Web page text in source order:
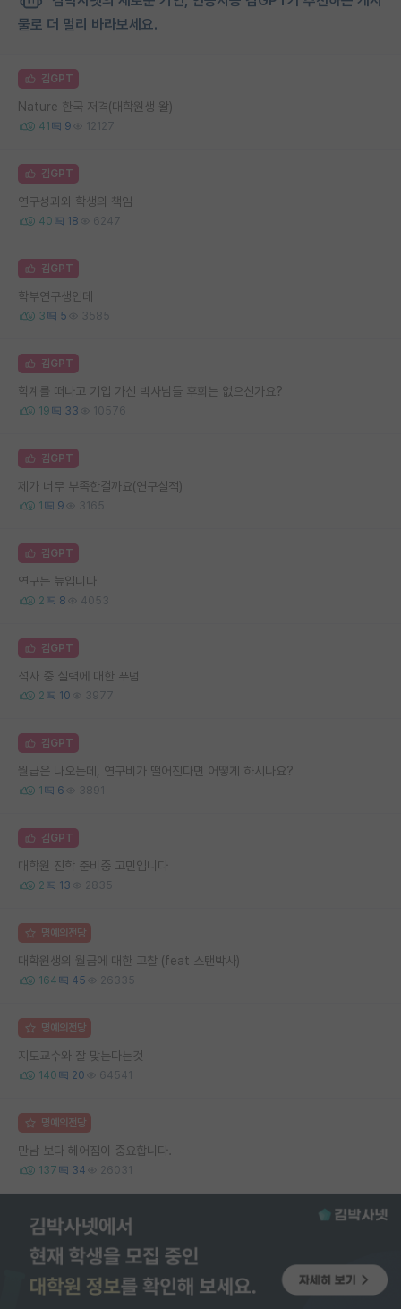
물로 더 멀리 바라보세요.
김GPT
Nature 한국 저격(대학원생 왈)
41 9 12127
김GPT
연구성과와 학생의 책임
40 18 6247
김GPT
학부연구생인데
3 5 3585
김GPT
학계를 떠나고 기업 가신 박사님들 후회는 없으신가요?
19 33 10576
김GPT
제가 너무 부족한걸까요(연구실적)
1 9 3165
김GPT
연구는 늪입니다
2 8 4053
김GPT
석사 중 실력에 대한 푸념
2 10 3977
김GPT
월급은 나오는데, 연구비가 떨어진다면 어떻게 하시나요?
1 6 3891
김GPT
대학원 진학 준비중 고민입니다
2 13 2835
명예의전당
대학원생의 월급에 대한 고찰 (feat 스탠박사)
164 45 26335
명예의전당
지도교수와 잘 맞는다는것
140 20 64541
명예의전당
만남 보다 헤어짐이 중요합니다.
137 34 26031